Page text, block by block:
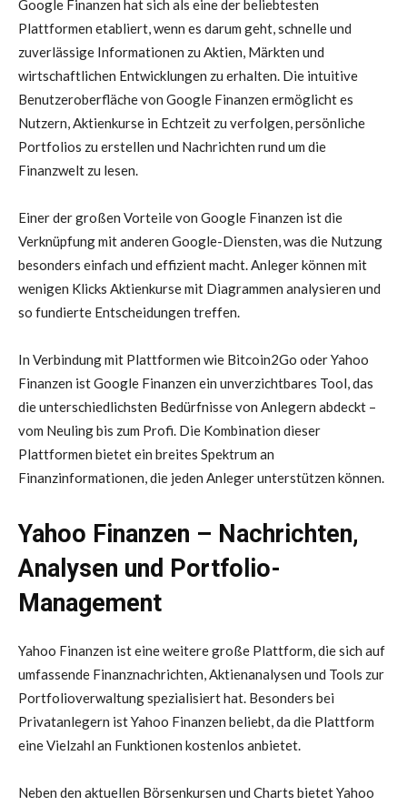
Google Finanzen hat sich als eine der beliebtesten
Plattformen etabliert, wenn es darum geht, schnelle und
zuverlässige Informationen zu Aktien, Märkten und
wirtschaftlichen Entwicklungen zu erhalten. Die intuitive
Benutzeroberfläche von Google Finanzen ermöglicht es
Nutzern, Aktienkurse in Echtzeit zu verfolgen, persönliche
Portfolios zu erstellen und Nachrichten rund um die
Finanzwelt zu lesen.
Einer der großen Vorteile von Google Finanzen ist die
Verknüpfung mit anderen Google-Diensten, was die Nutzung
besonders einfach und effizient macht. Anleger können mit
wenigen Klicks Aktienkurse mit Diagrammen analysieren und
so fundierte Entscheidungen treffen.
In Verbindung mit Plattformen wie Bitcoin2Go oder Yahoo
Finanzen ist Google Finanzen ein unverzichtbares Tool, das
die unterschiedlichsten Bedürfnisse von Anlegern abdeckt –
vom Neuling bis zum Profi. Die Kombination dieser
Plattformen bietet ein breites Spektrum an
Finanzinformationen, die jeden Anleger unterstützen können.
Yahoo Finanzen – Nachrichten,
Analysen und Portfolio-
Management
Yahoo Finanzen ist eine weitere große Plattform, die sich auf
umfassende Finanznachrichten, Aktienanalysen und Tools zur
Portfolioverwaltung spezialisiert hat. Besonders bei
Privatanlegern ist Yahoo Finanzen beliebt, da die Plattform
eine Vielzahl an Funktionen kostenlos anbietet.
Neben den aktuellen Börsenkursen und Charts bietet Yahoo